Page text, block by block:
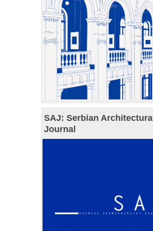
SAJ: Serbian Architectural
Journal